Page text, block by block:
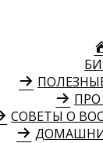
СОВЕТЫ О